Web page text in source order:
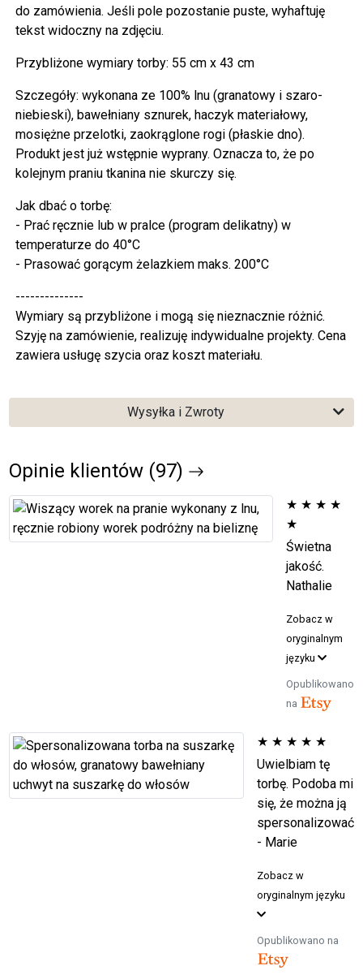
do zamówienia. Jeśli pole pozostanie puste, wyhaftuję
tekst widoczny na zdjęciu.
Przybliżone wymiary torby: 55 cm x 43 cm
Szczegóły: wykonana ze 100% lnu (granatowy i szaro-
niebieski), bawełniany sznurek, haczyk materiałowy,
mosiężne przelotki, zaokrąglone rogi (płaskie dno).
Produkt jest już wstępnie wyprany. Oznacza to, że po
kolejnym praniu tkanina nie skurczy się.
Jak dbać o torbę:
- Prać ręcznie lub w pralce (program delikatny) w
temperaturze do 40°C
- Prasować gorącym żelazkiem maks. 200°C
--------------
Wymiary są przybliżone i mogą się nieznacznie różnić.
Szyję na zamówienie, realizuję indywidualne projekty. Cena
zawiera usługę szycia oraz koszt materiału.
Wysyłka i Zwroty
Opinie klientów (97)
★ ★ ★ ★
★
Świetna
jakość.
Nathalie
Zobacz w
oryginalnym
języku
Opublikowano
na
★ ★ ★ ★ ★
Uwielbiam tę
torbę. Podoba mi
się, że można ją
spersonalizować
- Marie
Zobacz w
oryginalnym języku
Opublikowano na